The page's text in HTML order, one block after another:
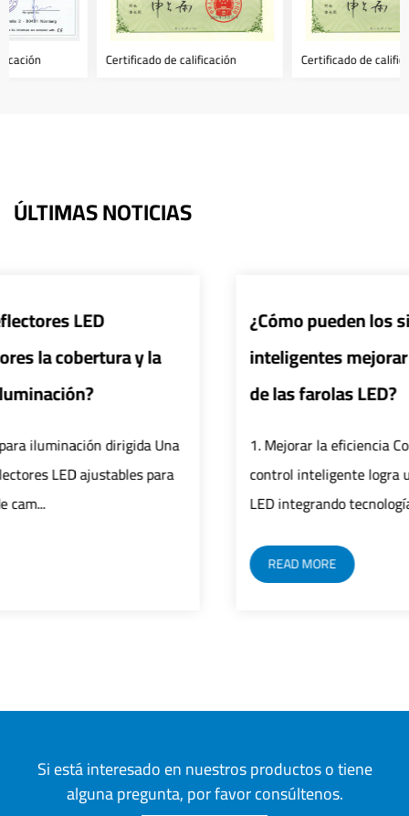
Certificado de calificación Certificado de calificación
ÚLTIMAS NOTICIAS
¿Cómo pueden los sistemas de control
inteligentes mejorar la eficiencia y seguridad
de las farolas LED?
1. Mejorar la eficiencia Control preciso: El sistema de
control inteligente logra un control preciso de farolas
LED integrando tecnología de sen...
Si está interesado en nuestros productos o tiene
alguna pregunta, por favor consúltenos.